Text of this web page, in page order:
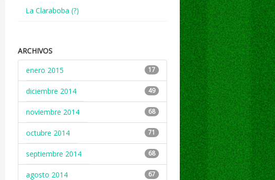
La Claraboba (?)
ARCHIVOS
enero 2015
17
diciembre 2014 49
noviembre 2014 68
octubre 2014 71
septiembre 2014 68
agosto 2014 67